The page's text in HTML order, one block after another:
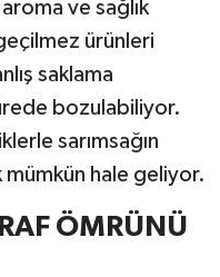
ve sağlık
ürünleri
saklama
bozulabiliyor.
sarımsağın
hale geliyor.
ÖMRÜNÜ